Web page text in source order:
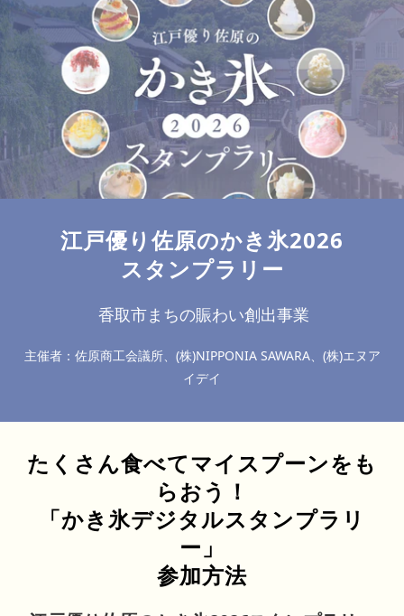
江戸優り佐原のかき氷2026
スタンプラリー
香取市まちの賑わい創出事業
主催者：佐原商工会議所、(株)NIPPONIA SAWARA、(株)エヌア
イデイ
たくさん食べてマイスプーンをも
らおう！
「かき氷デジタルスタンプラリ
ー」
参加方法